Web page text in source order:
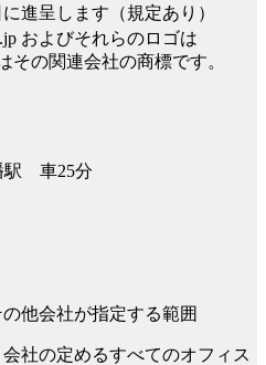
進呈します（規定あり）
およびそれらのロゴは
その関連会社の商標です。
駅 車25分
他会社が指定する範囲
社の定めるすべてのオフィス